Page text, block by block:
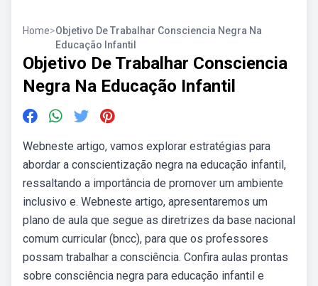
Home>Objetivo De Trabalhar Consciencia Negra Na
Educação Infantil
Objetivo De Trabalhar Consciencia
Negra Na Educação Infantil
Webneste artigo, vamos explorar estratégias para
abordar a conscientização negra na educação infantil,
ressaltando a importância de promover um ambiente
inclusivo e. Webneste artigo, apresentaremos um
plano de aula que segue as diretrizes da base nacional
comum curricular (bncc), para que os professores
possam trabalhar a consciência. Confira aulas prontas
sobre consciência negra para educação infantil e